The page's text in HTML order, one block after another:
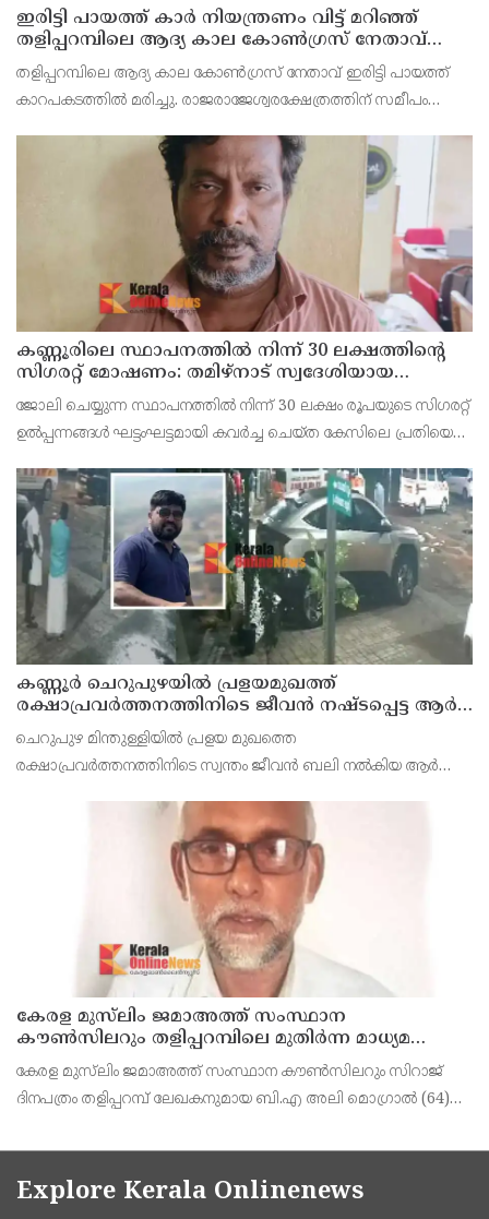
ഇരിട്ടി പായത്ത് കാർ നിയന്ത്രണം വിട്ട് മറിഞ്ഞ്
തളിപ്പറമ്പിലെ ആദ്യ കാല കോണ്‍ഗ്രസ് നേതാവ്
മരിച്ചു
തളിപ്പറമ്പിലെ ആദ്യ കാല കോണ്‍ഗ്രസ് നേതാവ് ഇരിട്ടി പായത്ത്
കാറപകടത്തില്‍ മരിച്ചു. രാജരാജേശ്വരക്ഷേത്രത്തിന് സമീപം
കണ്ണൂരിലെ സ്ഥാപനത്തിൽ നിന്ന് 30 ലക്ഷത്തിന്റെ
സിഗരറ്റ് മോഷണം: തമിഴ്‌നാട് സ്വദേശിയായ
സെയിൽസ്മാൻ തെങ്കാശിയിൽ പിടിയിൽ
ജോലി ചെയ്യുന്ന സ്ഥാപനത്തിൽ നിന്ന് 30 ലക്ഷം രൂപയുടെ സിഗരറ്റ്
ഉൽപ്പന്നങ്ങൾ ഘട്ടംഘട്ടമായി കവർച്ച ചെയ്ത കേസിലെ പ്രതിയെ
സ്വദേശിയായ വേൽമുരുകൻ (40) ആണ
കണ്ണൂർ ചെറുപുഴയിൽ പ്രളയമുഖത്ത്
രക്ഷാപ്രവർത്തനത്തിനിടെ ജീവൻ നഷ്ടപ്പെട്ട ആർ.
രാജേഷിൻ്റെ ഭൗതിക ശരീരത്തോട് അനാദരവ്
കാണിച്ചതായി ആരോപണം
ചെറുപുഴ മിന്തുള്ളിയിൽ പ്രളയ മുഖത്തെ
രക്ഷാപ്രവർത്തനത്തിനിടെ സ്വന്തം ജീവൻ ബലി നൽകിയ ആർ
മൃതദേഹം തിരുവനന്തപുരത്തെ
കേരള മുസ്‌ലിം ജമാഅത്ത് സംസ്ഥാന
കൗൺസിലറും തളിപ്പറമ്പിലെ മുതിർന്ന മാധ്യമ
പ്രവർത്തകനുമായ ബി എ അലി മൊഗ്രാൽ
നിര്യാതനായി
കേരള മുസ്‌ലിം ജമാഅത്ത് സംസ്ഥാന കൗൺസിലറും സിറാജ്
ദിനപത്രം തളിപ്പറമ്പ് ലേഖകനുമായ ബി.എ അലി മൊഗ്രാൽ (64)
ജമാഅത്ത് ജില്ലാ സെക്രട്ടറി, എസ്.വൈ.എ
Explore Kerala Onlinenews